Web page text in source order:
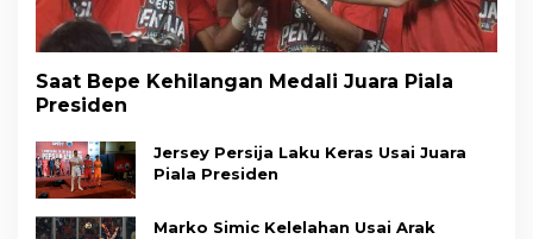
Saat Bepe Kehilangan Medali Juara Piala
Presiden
Jersey Persija Laku Keras Usai Juara
Piala Presiden
Marko Simic Kelelahan Usai Arak